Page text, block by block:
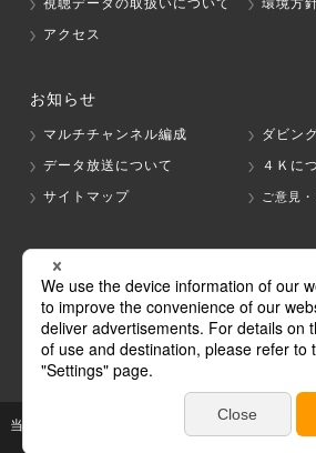
視聴データの取扱いについて
環境方
アクセス
お知らせ
マルチチャンネル編成
ダビン
データ放送について
４Ｋに
サイトマップ
ご意見
グループ会社
テレビ朝日 テレ朝
当社が著作権、著作隣接権を有する放送番組
ん。